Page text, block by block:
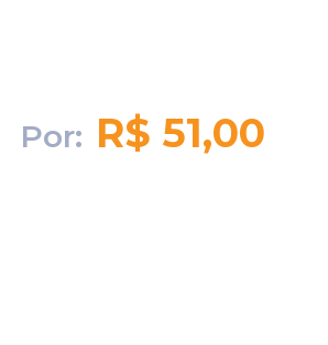
Por: R$ 51,00